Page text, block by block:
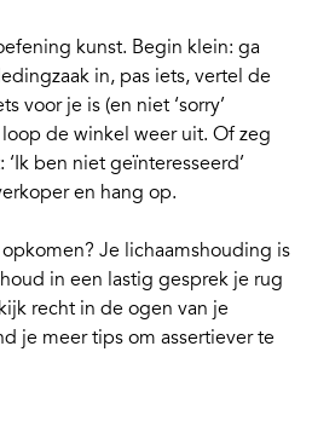
kunst. Begin klein: ga
in, pas iets, vertel de
voor je is (en niet ‘sorry’
de winkel weer uit. Of zeg
ben niet geïnteresseerd’
en hang op.
Je lichaamshouding is
in een lastig gesprek je rug
recht in de ogen van je
je meer tips om assertiever te